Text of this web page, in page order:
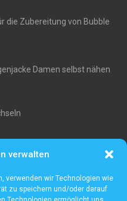
verwalten
verwenden wir Technologien wie
zu speichern und/oder darauf
die Zubereitung von Bubble
Damen selbst nähen
Waren und Produkten wissen